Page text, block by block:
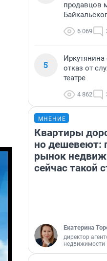
продавцов
6 069
5
отказ от
театре
4 862
МНЕНИЕ
Квартиры
но дешевеют:
рынок
сейчас такой
Екатерина
директор
недвижимости